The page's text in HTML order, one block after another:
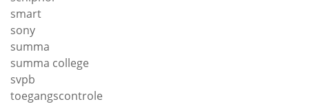
smart
sony
summa
summa college
svpb
toegangscontrole